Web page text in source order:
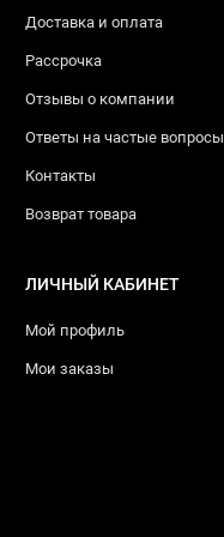
Доставка и оплата
Рассрочка
Отзывы о компании
Ответы на частые вопросы
Контакты
Возврат товара
ЛИЧНЫЙ КАБИНЕТ
Мой профиль
Мои заказы